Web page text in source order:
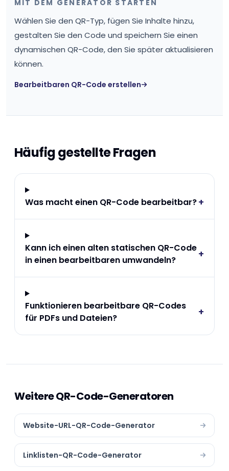
MIT DEM GENERATOR STARTEN
Wählen Sie den QR-Typ, fügen Sie Inhalte hinzu,
gestalten Sie den Code und speichern Sie einen
dynamischen QR-Code, den Sie später aktualisieren
können.
Bearbeitbaren QR-Code erstellen
Häufig gestellte Fragen
Was macht einen QR-Code bearbeitbar?+
Kann ich einen alten statischen QR-Code
in einen bearbeitbaren umwandeln?
+
Funktionieren bearbeitbare QR-Codes
für PDFs und Dateien?
+
Weitere QR-Code-Generatoren
Website-URL-QR-Code-Generator
Linklisten-QR-Code-Generator